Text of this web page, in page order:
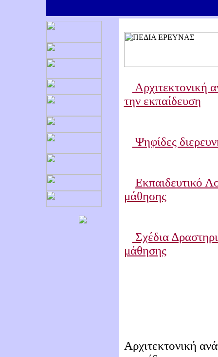
Αρχιτεκτονική
την εκπαίδευση
Ψηφίδες
Εκπαιδευτικό
μάθησης
Σχέδια
μάθησης
Αρχιτεκτονική